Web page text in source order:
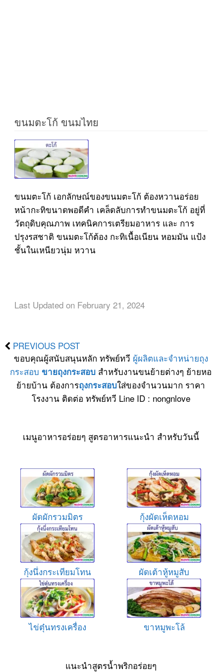
ขนมตะโก้ ขนมไทย
ขนมตะโก้ เอกลักษณ์ของขนมตะโก้ ต้องหวานอร่อย
หน้ากะทิขนาดพอดีคำ เคล็ดลับการทำขนมตะโก้ อยู่ที่
วัตถุดิบคุณภาพ เทคนิคการเตรียมอาหาร และ การ
ปรุงรสชาติ ขนมตะโก้ต้อง กะทิเนื้อเนียน หอมมัน แป้ง
ชั้นในเหนียวนุ่ม หวาน
Last Updated on February 21, 2024
PREVIOUS POST
ขอบคุณผู้สนับสนุนหลัก ทรัพย์ทวี ผู้ผลิตและจำหน่ายถุง
กระสอบ ขายถุงกระสอบ สำหรับงานขนย้ายต่างๆ ย้ายหอ
ย้ายบ้าน ต้องการถุงกระสอบใส่ของจำนวนมาก ราคา
โรงงาน ติดต่อ ทรัพย์ทวี Line ID : nongnlove
เมนูอาหารอร่อยๆ สูตรอาหารแนะนำ สำหรับวันนี้
ผัดผักรวมมิตร กุ้งผัดเห็ดหอม
กุ้งนึ่งกระเทียมโทน ผัดเต้าหู้หมูสับ
ไข่ตุ๋นทรงเครื่อง ขาหมูพะโล้
แนะนำสูตรน้ำพริกอร่อยๆ